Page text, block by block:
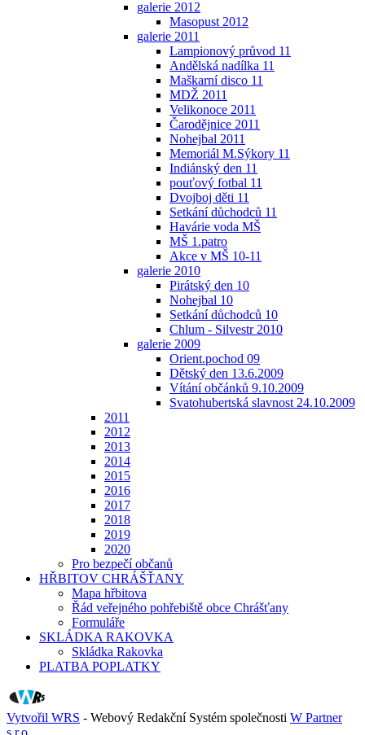
galerie 2012
Masopust 2012
galerie 2011
Lampionový průvod 11
Andělská nadílka 11
Maškarní disco 11
MDŽ 2011
Velikonoce 2011
Čarodějnice 2011
Nohejbal 2011
Memoriál M.Sýkory 11
Indiánský den 11
pouťový fotbal 11
Dvojboj děti 11
Setkání důchodců 11
Havárie voda MŠ
MŠ 1.patro
Akce v MŠ 10-11
galerie 2010
Pirátský den 10
Nohejbal 10
Setkání důchodců 10
Chlum - Silvestr 2010
galerie 2009
Orient.pochod 09
Dětský den 13.6.2009
Vítání občánků 9.10.2009
Svatohubertská slavnost 24.10.2009
2011
2012
2013
2014
2015
2016
2017
2018
2019
2020
Pro bezpečí občanů
HŘBITOV CHRÁŠŤANY
Mapa hřbitova
Řád veřejného pohřebiště obce Chrášťany
Formuláře
SKLÁDKA RAKOVKA
Skládka Rakovka
PLATBA POPLATKY
Vytvořil WRS - Webový Redakční Systém společnosti W Partner